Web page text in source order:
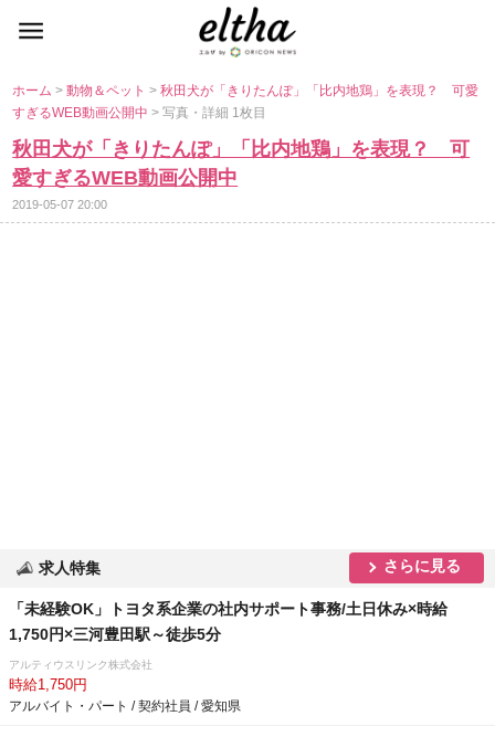
ホーム>動物＆ペット>秋田犬が「きりたんぽ」「比内地鶏」を表現？ 可愛
すぎるWEB動画公開中> 写真・詳細 1枚目
秋田犬が「きりたんぽ」「比内地鶏」を表現？ 可
愛すぎるWEB動画公開中
2019-05-07 20:00
求人特集 さらに見る
「未経験OK」トヨタ系企業の社内サポート事務/土日休み×時給
1,750円×三河豊田駅～徒歩5分
アルティウスリンク株式会社
時給1,750円
アルバイト・パート / 契約社員 / 愛知県